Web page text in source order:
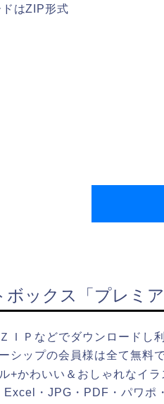
ドはZIP形式
ボックス「プレミ
ＩＰなどでダウンロードし
シップの会員様は全て無料
+かわいい＆おしゃれなイ
Excel・JPG・PDF・パワポ